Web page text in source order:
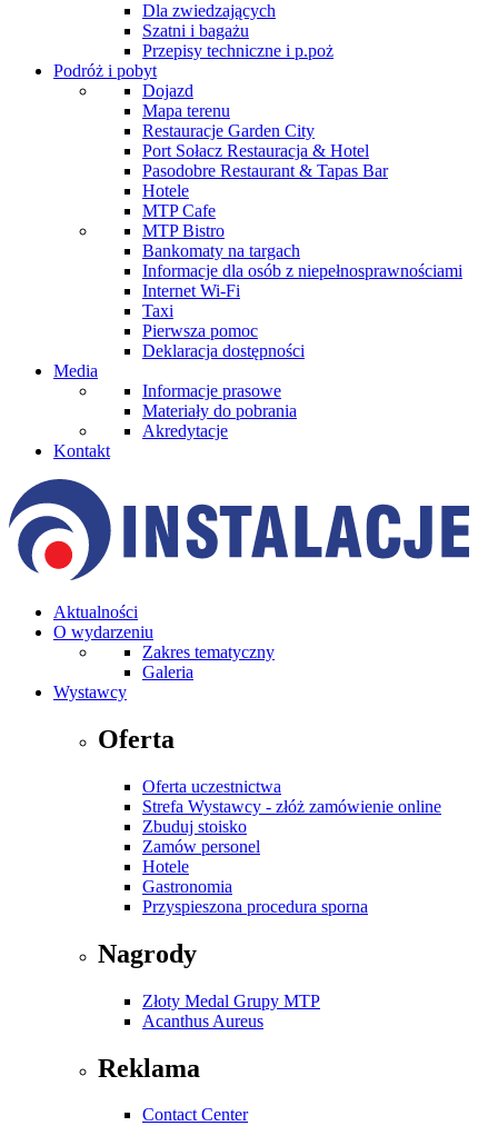
Dla zwiedzających
Szatni i bagażu
Przepisy techniczne i p.poż
Podróż i pobyt
Dojazd
Mapa terenu
Restauracje Garden City
Port Sołacz Restauracja & Hotel
Pasodobre Restaurant & Tapas Bar
Hotele
MTP Cafe
MTP Bistro
Bankomaty na targach
Informacje dla osób z niepełnosprawnościami
Internet Wi-Fi
Taxi
Pierwsza pomoc
Deklaracja dostępności
Media
Informacje prasowe
Materiały do pobrania
Akredytacje
Kontakt
Aktualności
O wydarzeniu
Zakres tematyczny
Galeria
Wystawcy
Oferta
Oferta uczestnictwa
Strefa Wystawcy - złóż zamówienie online
Zbuduj stoisko
Zamów personel
Hotele
Gastronomia
Przyspieszona procedura sporna
Nagrody
Złoty Medal Grupy MTP
Acanthus Aureus
Reklama
Contact Center